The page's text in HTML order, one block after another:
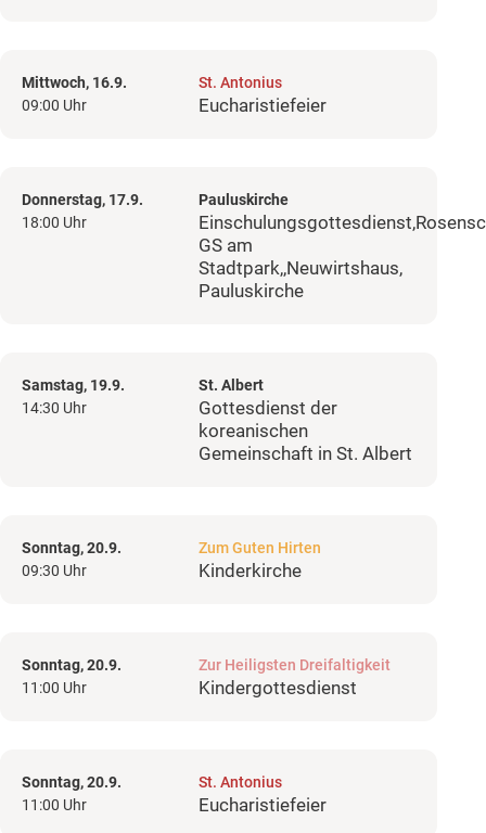
Mittwoch, 16.9.
St. Antonius
09:00 Uhr
Eucharistiefeier
Donnerstag, 17.9.
Pauluskirche
18:00 Uhr
GS am
Stadtpark,,Neuwirtshaus,
Pauluskirche
Samstag, 19.9.
St. Albert
14:30 Uhr
Gottesdienst der
koreanischen
Gemeinschaft in St. Albert
Sonntag, 20.9.
Zum Guten Hirten
09:30 Uhr
Kinderkirche
Sonntag, 20.9.
Zur Heiligsten Dreifaltigkeit
11:00 Uhr
Kindergottesdienst
Sonntag, 20.9.
St. Antonius
11:00 Uhr
Eucharistiefeier